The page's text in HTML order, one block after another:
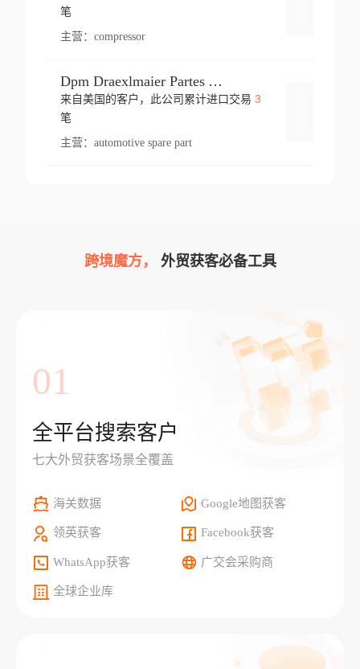
笔
主营： compressor
Dpm Draexlmaier Partes Automotrices Corr Ind Huejotzingo
来自美国的客户，此公司累计进口交易 3
笔
主营： automotive spare part
跨境魔方， 外贸获客必备工具
01
全平台搜索客户
七大外贸获客场景全覆盖
海关数据 Google地图获客
领英获客 Facebook获客
WhatsApp获客 广交会采购商
全球企业库